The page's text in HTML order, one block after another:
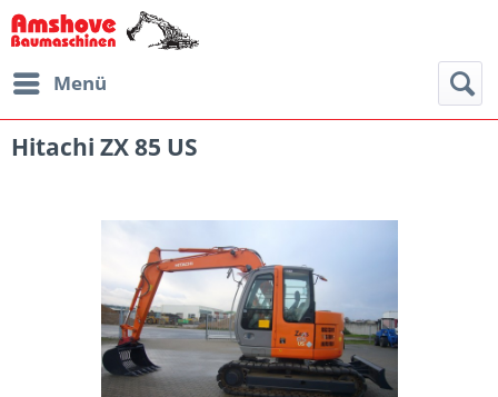
Menü
Hitachi ZX 85 US